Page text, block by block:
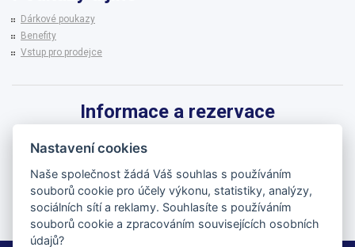
Dárkové poukazy
Benefity
Vstup pro prodejce
Informace a rezervace
542 215 256
brenna@brenna.cz
Nastavení cookies
Naše společnost žádá Váš souhlas s používáním
souborů cookie pro účely výkonu, statistiky, analýzy,
sociálních sítí a reklamy. Souhlasíte s používáním
souborů cookie a zpracováním souvisejících osobních
údajů?